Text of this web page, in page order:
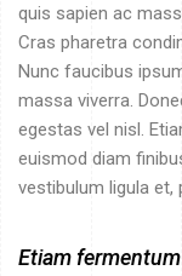
quis sapien ac
Cras pharetra
Nunc faucibus
massa viverra.
egestas vel nisl.
euismod diam
vestibulum ligula et,
Etiam